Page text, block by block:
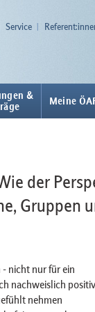
Service
&
Meine
der
Gruppen
nicht nur für ein
nachweislich
nehmen